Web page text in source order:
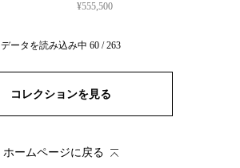
¥555,500
データを読み込み中 60 / 263
コレクションを見る
ホームページに戻る